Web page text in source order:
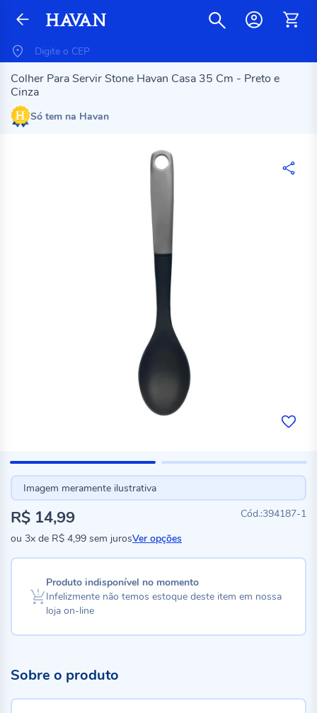
Colher Para Servir Stone Havan Casa 35 Cm - Preto e
Cinza
Só tem na Havan
Imagem meramente ilustrativa
394187-1
R$ 14,99
ou 3x de R$ 4,99 sem jurosVer opções
Produto indisponível no momento
Infelizmente não temos estoque deste item em nossa
loja on-line
Sobre o produto